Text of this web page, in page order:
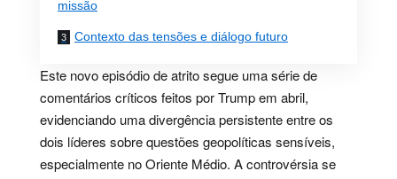
missão
Contexto das tensões e diálogo futuro
Este novo episódio de atrito segue uma série de
comentários críticos feitos por Trump em abril,
evidenciando uma divergência persistente entre os
dois líderes sobre questões geopolíticas sensíveis,
especialmente no Oriente Médio. A controvérsia se